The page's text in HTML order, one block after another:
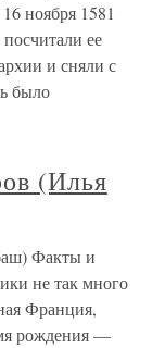
ноября 1581
ее
и сняли с
было
(Илья
Факты и
не так много
Франция,
рождения —